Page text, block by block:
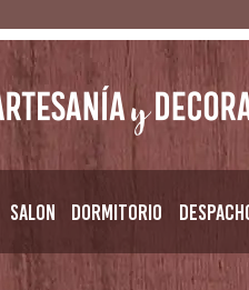
Salon Dormitorio